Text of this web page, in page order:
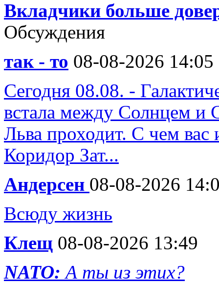
Вкладчики больше
Обсуждения
так - то 08-08-2026 14:05
Сегодня 08.08. -
встала между Солнцем и
Льва проходит. С чем вас
Коридор Зат...
Андерсен 08-08-2026
Всюду жизнь
Клещ 08-08-2026 13:49
NATO:А ты из этих?